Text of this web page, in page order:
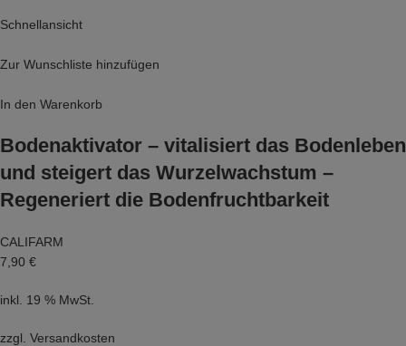
Schnellansicht
Zur Wunschliste hinzufügen
In den Warenkorb
Bodenaktivator – vitalisiert das Bodenleben
und steigert das Wurzelwachstum –
Regeneriert die Bodenfruchtbarkeit
CALIFARM
7,90 €
inkl. 19 % MwSt.
zzgl. Versandkosten